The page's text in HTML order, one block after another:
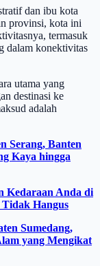
dan ibu kota
provinsi, kota ini
termasuk
dalam konektivitas
utama yang
destinasi ke
adalah
Serang, Banten
Kaya hingga
Kedaraan Anda di
Hangus
Sumedang,
yang Mengikat